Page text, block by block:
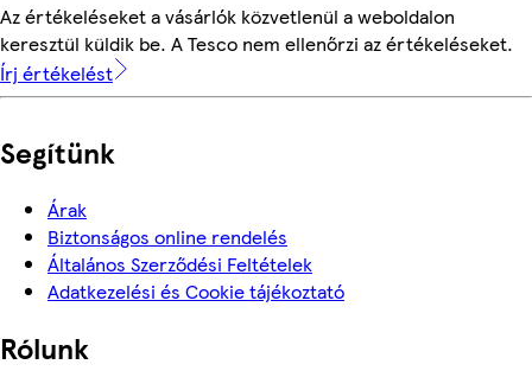
Az értékeléseket a vásárlók közvetlenül a weboldalon
keresztül küldik be. A Tesco nem ellenőrzi az értékeléseket.
Írj értékelést
Segítünk
Árak
Biztonságos online rendelés
Általános Szerződési Feltételek
Adatkezelési és Cookie tájékoztató
Rólunk